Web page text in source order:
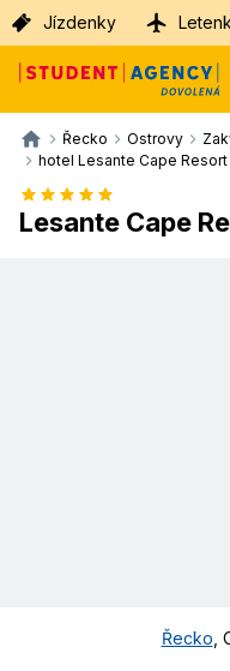
Jízdenky
Řecko Ostrovy
hotel Lesante Cape Resort
Lesante Cape
Řecko